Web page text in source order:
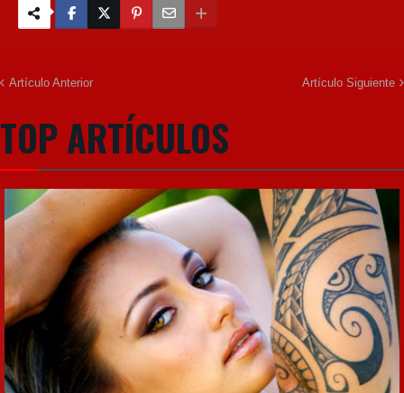
Artículo Anterior Artículo Siguiente
TOP ARTÍCULOS